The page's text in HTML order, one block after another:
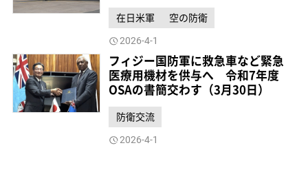
在日米軍 空の防衛
2026-4-1
フィジー国防軍に救急車など緊急
医療用機材を供与へ 令和7年度
OSAの書簡交わす（3月30日）
防衛交流
2026-4-1